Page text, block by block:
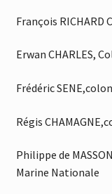
François RICHARD
Erwan CHARLES,
Frédéric
Régis
Philippe de
Marine Nationale